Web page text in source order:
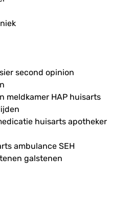
second opinion
meldkamer HAP huisarts
huisarts apotheker
ambulance SEH
galstenen